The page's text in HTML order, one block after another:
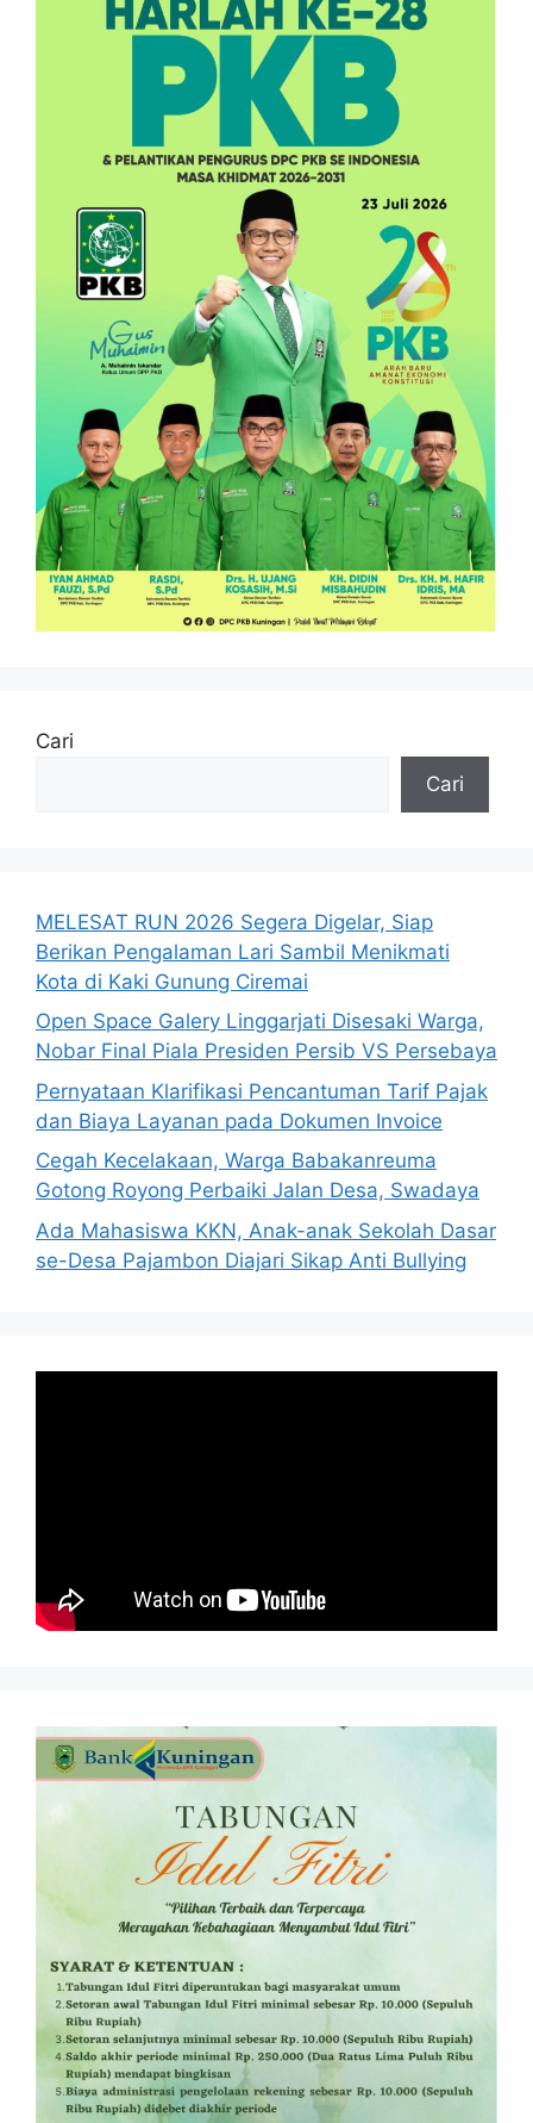
Cari
Cari
MELESAT RUN 2026 Segera Digelar, Siap
Berikan Pengalaman Lari Sambil Menikmati
Kota di Kaki Gunung Ciremai
Open Space Galery Linggarjati Disesaki Warga,
Nobar Final Piala Presiden Persib VS Persebaya
Pernyataan Klarifikasi Pencantuman Tarif Pajak
dan Biaya Layanan pada Dokumen Invoice
Cegah Kecelakaan, Warga Babakanreuma
Gotong Royong Perbaiki Jalan Desa, Swadaya
Ada Mahasiswa KKN, Anak-anak Sekolah Dasar
se-Desa Pajambon Diajari Sikap Anti Bullying